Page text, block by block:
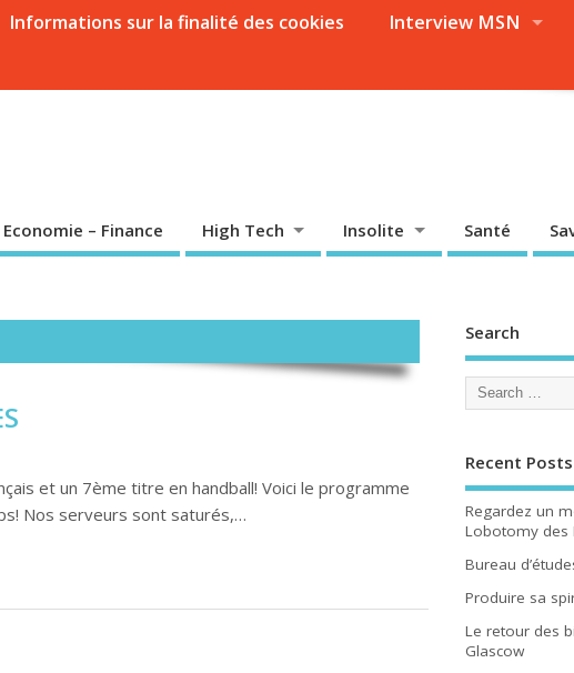
Informations sur la finalité des cookies Interview MSN
Economie – Finance High Tech Insolite Santé
et un 7ème titre en handball! Voici le programme
Nos serveurs sont saturés,…
Search
Recent Posts
Regardez un
Lobotomy des
Bureau
Produire sa
Le retour des
Glascow